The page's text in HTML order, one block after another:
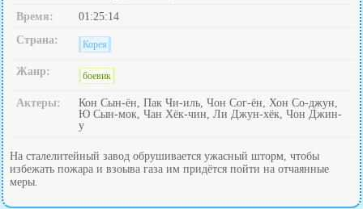
Время:
01:25:14
Страна:
Корея
Жанр: боевик
Актеры:
Кон Сын-ён, Пак Чи-иль, Чон Сог-ён, Хон Со-джун,
Ю Сын-мок, Чан Хёк-чин, Ли Джун-хёк, Чон Джин-
у
На сталелитейный завод обрушивается ужасный шторм, чтобы
избежать пожара и взоыва газа им придётся пойти на отчаянные
меры.